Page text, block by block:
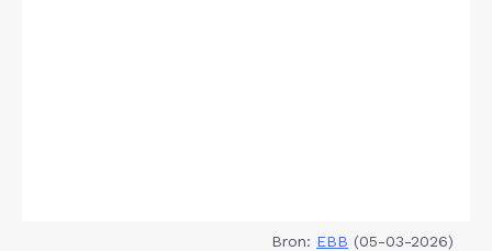
Bron: EBB (05-03-2026)